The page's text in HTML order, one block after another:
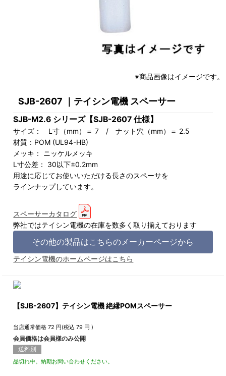
※商品画像はイメージです。
SJB-2607 ｜テイシン電機 スペーサー
SJB-M2.6 シリーズ【SJB-2607 仕様】
サイズ： L寸（mm）＝ 7 / ナット穴（mm）＝ 2.5
材質：POM (UL94-HB)
メッキ： ニッケルメッキ
L寸公差： 30以下±0.2mm
用途に応じてお使いいただける長さのスペーサを
ラインナップしています。
スペーサーカタログ
弊社ではテイシン電機の在庫を数多く取り揃えております
その他の製品はこちらのメーカーページから
テイシン電機のホームページはこちら
【SJB-2607】テイシン電機 絶縁POMスペーサー
当店通常価格 72 円(税込79 円 )
会員価格は会員様のみ公開
送料別
品切れ中。納期お問い合わせください。